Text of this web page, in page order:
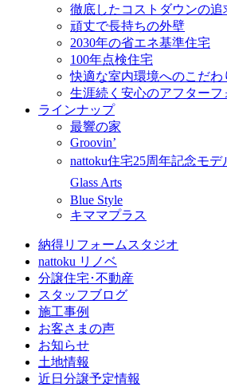
徹底したコストダウンの追
頑丈で長持ちの外壁
2030年の省エネ基準住宅
100年点検住宅
快適な室内環境へのこだわ
生涯続く安心のアフターフ
ラインナップ
最響の家
Groovin’
nattoku住宅25周年記念モデ
Glass Arts
Blue Style
キママプラス
納得リフォームスタジオ
nattoku リノベ
分譲住宅･不動産
スタッフブログ
施工事例
お客さまの声
お知らせ
土地情報
近日分譲予定情報